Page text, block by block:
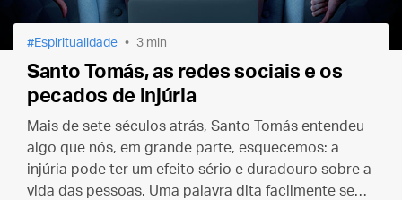
Espiritualidade 3 min
Santo Tomás, as redes sociais e os
pecados de injúria
Mais de sete séculos atrás, Santo Tomás entendeu
algo que nós, em grande parte, esquecemos: a
injúria pode ter um efeito sério e duradouro sobre a
vida das pessoas. Uma palavra dita facilmente se